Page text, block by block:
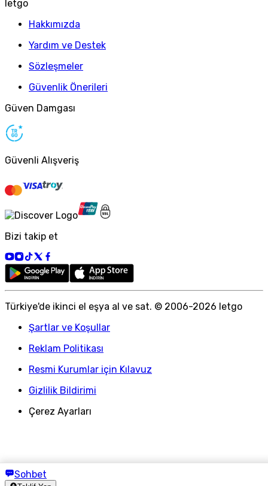
Sohbet
letgo
Hakkımızda
Yardım ve Destek
Sözleşmeler
Güvenlik Önerileri
Güven Damgası
Güvenli Alışveriş
Bizi takip et
Türkiye'de ikinci el eşya al ve sat. © 2006-2026 letgo
Şartlar ve Koşullar
Reklam Politikası
Resmi Kurumlar için Kılavuz
Gizlilik Bildirimi
Çerez Ayarları